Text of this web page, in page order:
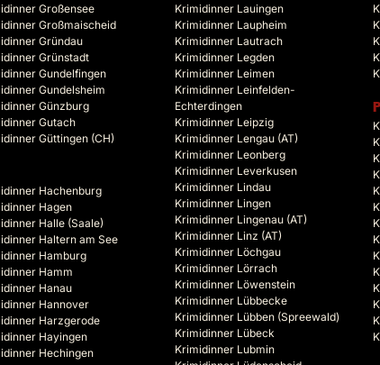
Großensee
Großmaischeid
Gründau
Grünstadt
Gundelfingen
Gundelsheim
Günzburg
Gutach
Güttingen (CH)
Hachenburg
Hagen
Halle (Saale)
Haltern am See
Hamburg
Hamm
Hanau
Hannover
Harzgerode
Hayingen
Hechingen
Krimidinner Lauingen
Krimidinner Laupheim
Krimidinner Lautrach
Krimidinner Legden
Krimidinner Leimen
Krimidinner Leinfelden-
Echterdingen
Krimidinner Leipzig
Krimidinner Lengau (AT)
Krimidinner Leonberg
Krimidinner Leverkusen
Krimidinner Lindau
Krimidinner Lingen
Krimidinner Lingenau (AT)
Krimidinner Linz (AT)
Krimidinner Löchgau
Krimidinner Lörrach
Krimidinner Löwenstein
Krimidinner Lübbecke
Krimidinner Lübben (Spreewald)
Krimidinner Lübeck
Krimidinner Lubmin
P